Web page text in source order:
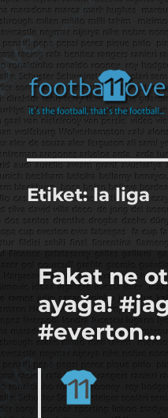
footbaLLove
Etiket:la liga
Fakat ne
ayağa!
#everton…